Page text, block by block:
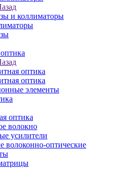
и коллиматоры
оптика
оптика
элементы
оптика
волокно
усилители
волоконно-оптические